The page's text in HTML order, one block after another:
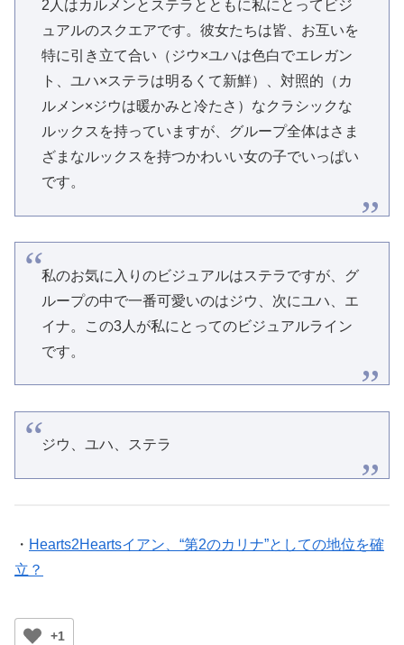
2人はカルメンとステラとともに私にとってビジ
ュアルのスクエアです。彼女たちは皆、お互いを
特に引き立て合い（ジウ×ユハは色白でエレガン
ト、ユハ×ステラは明るくて新鮮）、対照的（カ
ルメン×ジウは暖かみと冷たさ）なクラシックな
ルックスを持っていますが、グループ全体はさま
ざまなルックスを持つかわいい女の子でいっぱい
です。
私のお気に入りのビジュアルはステラですが、グ
ループの中で一番可愛いのはジウ、次にユハ、エ
イナ。この3人が私にとってのビジュアルライン
です。
ジウ、ユハ、ステラ
・ Hearts2Heartsイアン、“第2のカリナ”としての地位を確
立？
+1